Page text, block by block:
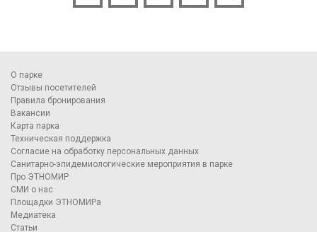
О парке
Отзывы посетителей
Правила бронирования
Вакансии
Карта парка
Техническая поддержка
Согласие на обработку персональных данных
Санитарно-эпидемиологические мероприятия в парке
Про ЭТНОМИР
СМИ о нас
Площадки ЭТНОМИРа
Медиатека
Статьи